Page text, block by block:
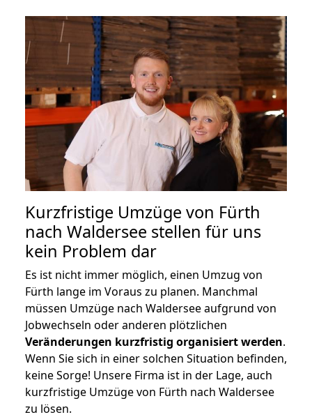
Kurzfristige Umzüge von Fürth
nach Waldersee stellen für uns
kein Problem dar
Es ist nicht immer möglich, einen Umzug von
Fürth lange im Voraus zu planen. Manchmal
müssen Umzüge nach Waldersee aufgrund von
Jobwechseln oder anderen plötzlichen
Veränderungen kurzfristig organisiert werden.
Wenn Sie sich in einer solchen Situation befinden,
keine Sorge! Unsere Firma ist in der Lage, auch
kurzfristige Umzüge von Fürth nach Waldersee
zu lösen.